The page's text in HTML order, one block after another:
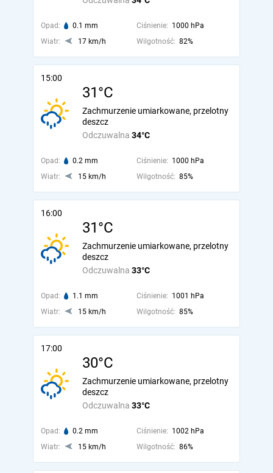
Opad: 0.1 mm Ciśnienie: 1000 hPa
Wiatr:
17 km/h Wilgotność: 82%
15:00
31°C
Odczuwalna 34°C
Zachmurzenie umiarkowane, przelotny
deszcz
Opad: 0.2 mm Ciśnienie: 1000 hPa
Wiatr:
15 km/h Wilgotność: 85%
16:00
31°C
Odczuwalna 33°C
Zachmurzenie umiarkowane, przelotny
deszcz
Opad: 1.1 mm Ciśnienie: 1001 hPa
Wiatr:
15 km/h Wilgotność: 85%
17:00
30°C
Odczuwalna 33°C
Zachmurzenie umiarkowane, przelotny
deszcz
Opad: 0.2 mm Ciśnienie: 1002 hPa
Wiatr:
15 km/h Wilgotność: 86%